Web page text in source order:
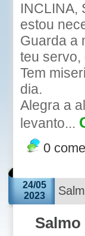
INCLINA,
estou
Guarda a
teu servo,
Tem
dia.
Alegra a
levanto...
0
24/05
2023
Salmo